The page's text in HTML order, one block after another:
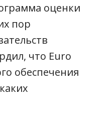
оценки
пор
что Euro
обеспечения